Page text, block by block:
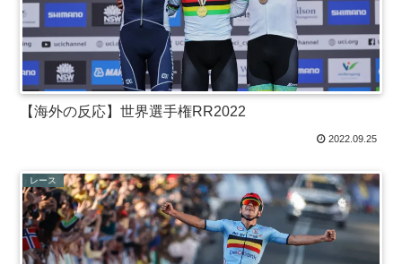
【海外の反応】世界選手権RR2022
2022.09.25
レース